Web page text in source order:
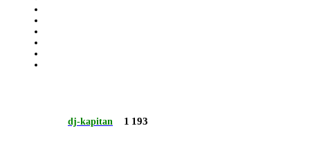
dj-kapitan 1 193